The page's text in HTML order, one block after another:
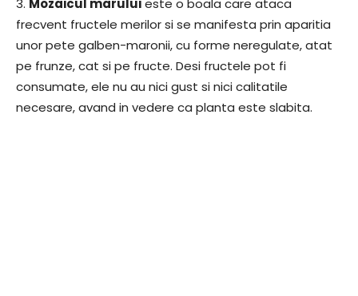
3. Mozaicul maruluieste o boala care ataca
frecvent fructele merilor si se manifesta prin aparitia
unor pete galben-maronii, cu forme neregulate, atat
pe frunze, cat si pe fructe. Desi fructele pot fi
consumate, ele nu au nici gust si nici calitatile
necesare, avand in vedere ca planta este slabita.